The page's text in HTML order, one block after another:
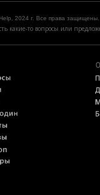
2024 г. Все права защищены.
какие-то вопросы или